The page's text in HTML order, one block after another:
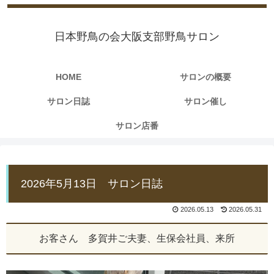
日本野鳥の会大阪支部野鳥サロン
HOME サロンの概要
サロン日誌 サロン催し
サロン店番
2026年5月13日 サロン日誌
2026.05.13 2026.05.31
お客さん 多賀井ご夫妻、生保会社員、来所